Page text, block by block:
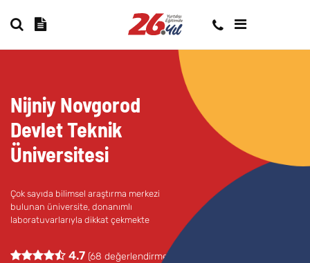
Nijniy Novgorod
Devlet Teknik
Üniversitesi
Çok sayıda bilimsel araştırma merkezi
bulunan üniversite, donanımlı
laboratuvarlarıyla dikkat çekmekte
4.7 (68 değerlendirme)